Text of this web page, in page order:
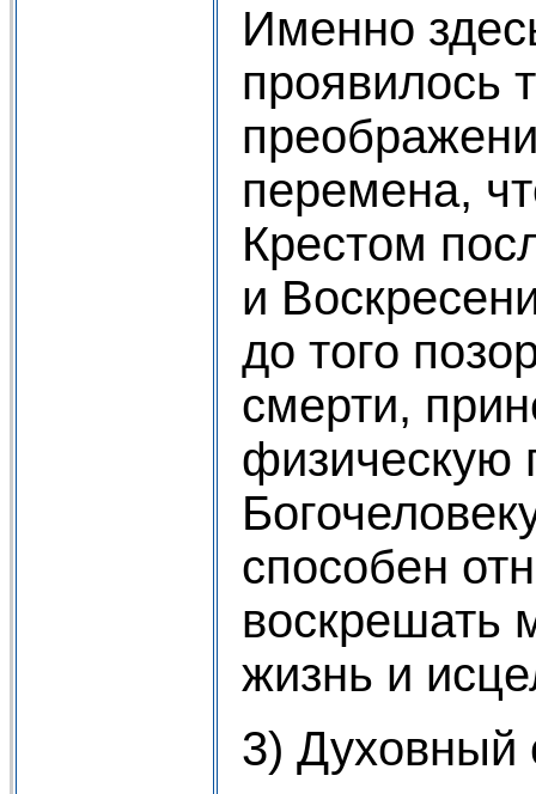
Именно
проявилось
перемена,
Крестом
и
до того
смерти,
физическую
способен
воскрешать
жизнь и
3) Духовный